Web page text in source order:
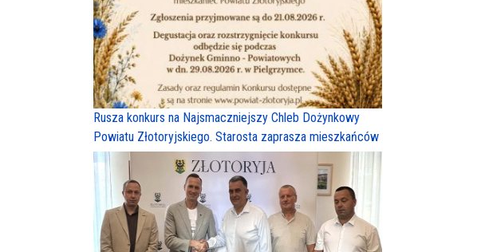
Rusza konkurs na Najsmaczniejszy Chleb Dożynkowy
Powiatu Złotoryjskiego. Starosta zaprasza mieszkańców